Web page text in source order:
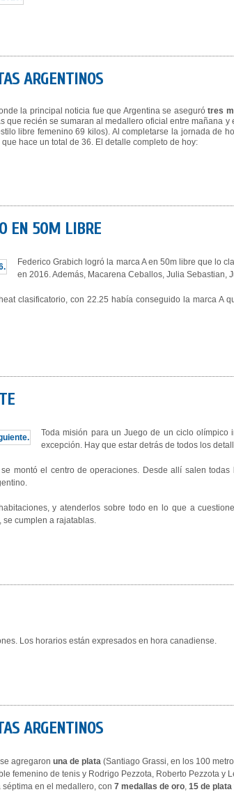
ARGENTINOS
la principal noticia fue que Argentina se asegurótres
que recién se sumaran al medallero oficial entre mañana y
libre femenino 69 kilos). Al completarse la jornada de
que hace un total de 36. El detalle completo de hoy:
EN 50M LIBRE
Federico Grabich logró la marca A en 50m libre que lo
en 2016. Además, Macarena Ceballos, Julia Sebastian,
clasificatorio, con 22.25 había conseguido la marca
Toda misión para un Juego de un ciclo
excepción. Hay que estar detrás de todos los
montó el centro de operaciones. Desde allí salen
y atenderlos sobre todo en lo que a
cumplen a rajatablas.
Los horarios están expresados en hora canadiense.
ARGENTINOS
agregaron una de plata (Santiago Grassi, en los 100
femenino de tenis y Rodrigo Pezzota, Roberto Pezzota y
séptima en el medallero, con 7 medallas de oro, 15 de plata